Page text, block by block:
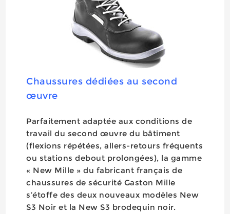
Chaussures dédiées au second
œuvre
Parfaitement adaptée aux conditions de
travail du second œuvre du bâtiment
(flexions répétées, allers-retours fréquents
ou stations debout prolongées), la gamme
« New Mille » du fabricant français de
chaussures de sécurité Gaston Mille
s’étoffe des deux nouveaux modèles New
S3 Noir et la New S3 brodequin noir.